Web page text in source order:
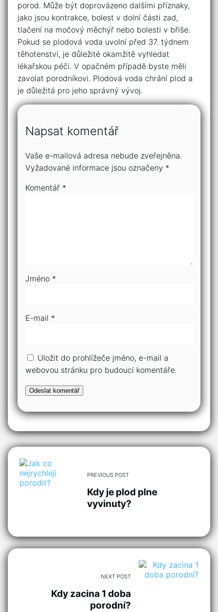
porod. Může být doprovázeno dalšími příznaky,
jako jsou kontrakce, bolest v dolní části zad,
tlačení na močový měchýř nebo bolesti v břiše.
Pokud se plodová voda uvolní před 37. týdnem
těhotenství, je důležité okamžitě vyhledat
lékařskou péči. V opačném případě byste měli
zavolat porodníkovi. Plodová voda chrání plod a
je důležitá pro jeho správný vývoj.
Napsat komentář
Vaše e-mailová adresa nebude zveřejněna.
Vyžadované informace jsou označeny *
Komentář *
Jméno *
E-mail *
Uložit do prohlížeče jméno, e-mail a
webovou stránku pro budoucí komentáře.
PREVIOUS POST
Kdy je plod plne
vyvinuty?
NEXT POST
Kdy zacina 1 doba
porodní?